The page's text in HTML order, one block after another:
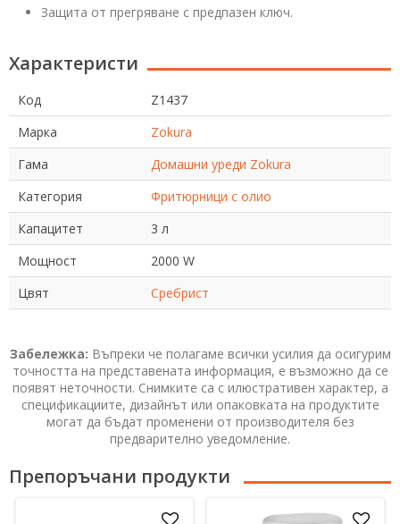
Защита от прегряване с предпазен ключ.
Характеристи
Код
Z1437
Марка
Zokura
Гама
Домашни уреди Zokura
Категория
Фритюрници с олио
Капацитет
3 л
Mощност
2000 W
Цвят
Сребрист
Забележка: Въпреки че полагаме всички усилия да осигурим
точността на представената информация, е възможно да се
появят неточности. Снимките са с илюстративен характер, а
спецификациите, дизайнът или опаковката на продуктите
могат да бъдат променени от производителя без
предварително уведомление.
Препоръчани продукти